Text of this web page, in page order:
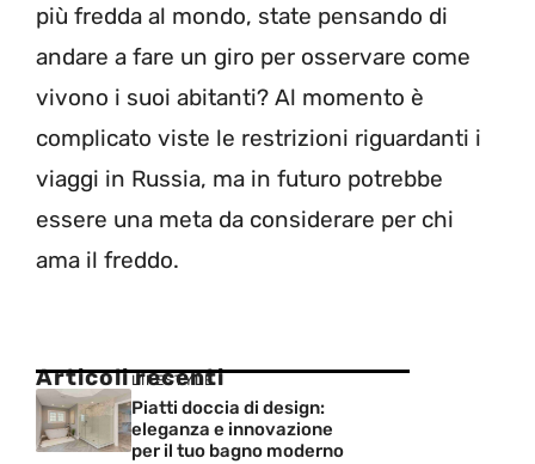
più fredda al mondo, state pensando di
andare a fare un giro per osservare come
vivono i suoi abitanti? Al momento è
complicato viste le restrizioni riguardanti i
viaggi in Russia, ma in futuro potrebbe
essere una meta da considerare per chi
ama il freddo.
Articoli recenti
LIFESTYLE
Piatti doccia di design:
eleganza e innovazione
per il tuo bagno moderno